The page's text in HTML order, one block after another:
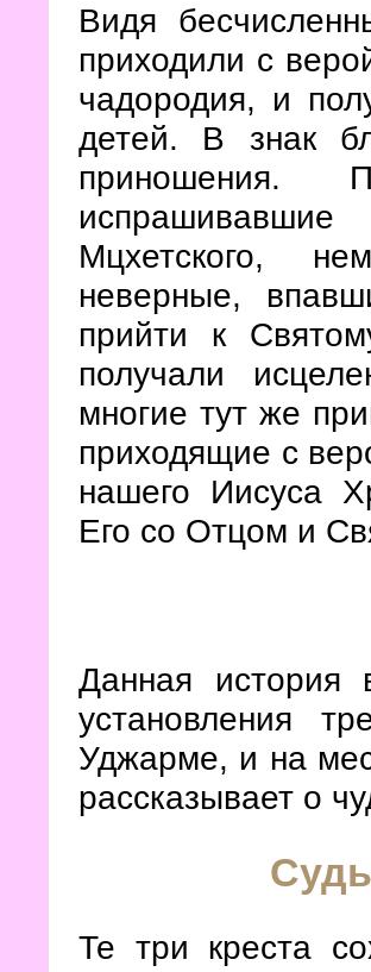
Видя
приходили с
чадородия, и
детей. В знак
приношения.
Мцхетского,
неверные,
прийти к
получали
многие тут же
приходящие с
нашего Иисуса
Его со Отцом и
Данная история
установления
Уджарме, и на
рассказывает о
Те три креста